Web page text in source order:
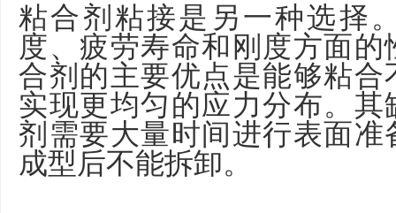
粘合剂粘接是另一种选择
度、疲劳寿命和刚度方面
合剂的主要优点是能够粘
实现更均匀的应力分布。
剂需要大量时间进行表面
成型后不能拆卸。